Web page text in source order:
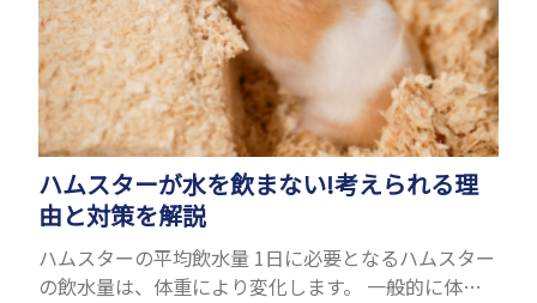
ハムスターが水を飲まない!考えられる理
由と対策を解説
ハムスターの平均飲水量 1日に必要となるハムスター
の飲水量は、体重により変化します。 一般的に体重